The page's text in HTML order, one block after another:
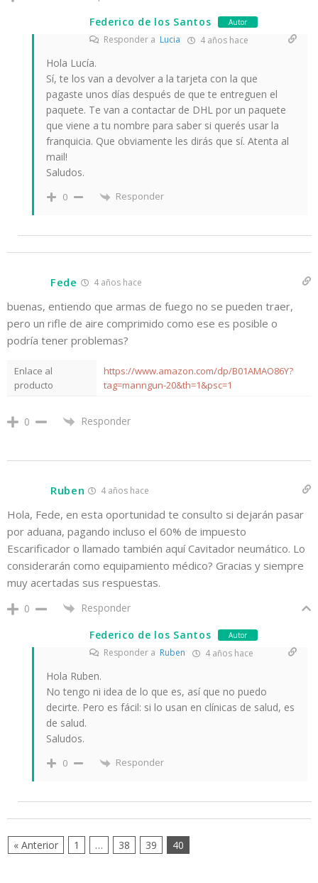
Federico de los Santos Autor
Responder a Lucia 4 años hace
Hola Lucía.
Sí, te los van a devolver a la tarjeta con la que
pagaste unos días después de que te entreguen el
paquete. Te van a contactar de DHL por un paquete
que viene a tu nombre para saber si querés usar la
franquicia. Que obviamente les dirás que sí. Atenta al
mail!
Saludos.
0 Responder
Fede 4 años hace
buenas, entiendo que armas de fuego no se pueden traer,
pero un rifle de aire comprimido como ese es posible o
podría tener problemas?
Enlace al
producto
https://www.amazon.com/dp/B01AMAO86Y?
tag=manngun-20&th=1&psc=1
0 Responder
Ruben 4 años hace
Hola, Fede, en esta oportunidad te consulto si dejarán pasar
por aduana, pagando incluso el 60% de impuesto
Escarificador o llamado también aquí Cavitador neumático. Lo
considerarán como equipamiento médico? Gracias y siempre
muy acertadas sus respuestas.
0 Responder
Federico de los Santos Autor
Responder a Ruben 4 años hace
Hola Ruben.
No tengo ni idea de lo que es, así que no puedo
decirte. Pero es fácil: si lo usan en clínicas de salud, es
de salud.
Saludos.
0 Responder
« Anterior 1 … 38 39 40